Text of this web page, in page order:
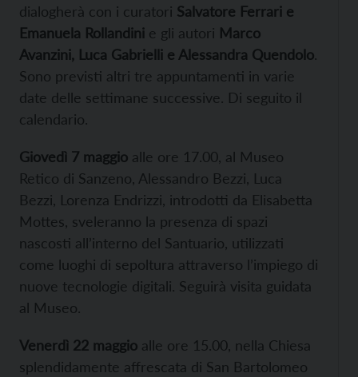
dialogherà con i curatori Salvatore Ferrari e
Emanuela Rollandini e gli autori Marco
Avanzini, Luca Gabrielli e Alessandra Quendolo.
Sono previsti altri tre appuntamenti in varie
date delle settimane successive. Di seguito il
calendario.
Giovedì 7 maggio alle ore 17.00, al Museo
Retico di Sanzeno, Alessandro Bezzi, Luca
Bezzi, Lorenza Endrizzi, introdotti da Elisabetta
Mottes, sveleranno la presenza di spazi
nascosti all’interno del Santuario, utilizzati
come luoghi di sepoltura attraverso l’impiego di
nuove tecnologie digitali. Seguirà visita guidata
al Museo.
Venerdì 22 maggio alle ore 15.00, nella Chiesa
splendidamente affrescata di San Bartolomeo